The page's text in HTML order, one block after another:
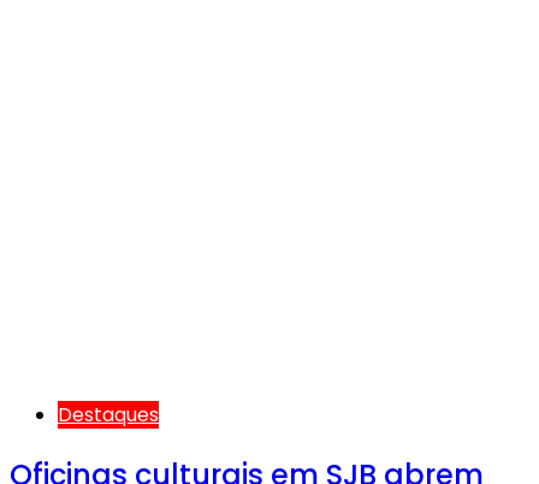
Destaques
Oficinas culturais em SJB abrem